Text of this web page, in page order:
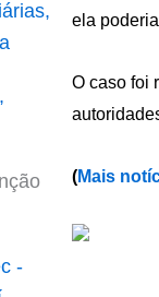
ela
O caso foi
(Mais